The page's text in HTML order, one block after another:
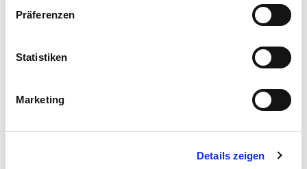
Präferenzen
Statistiken
Marketing
Details zeigen
Beschreibung
deinen Garten.
Bewertungen (15)